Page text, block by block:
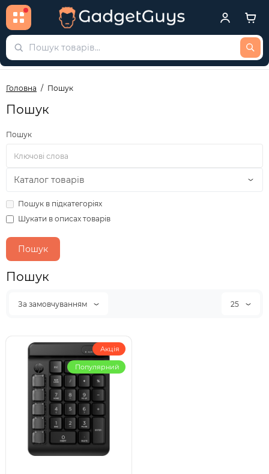
Головна Пошук
Пошук
Пошук
Пошук в підкатегоріях
Шукати в описах товарів
Пошук
За замовчуванням 25
Акція
Популярний